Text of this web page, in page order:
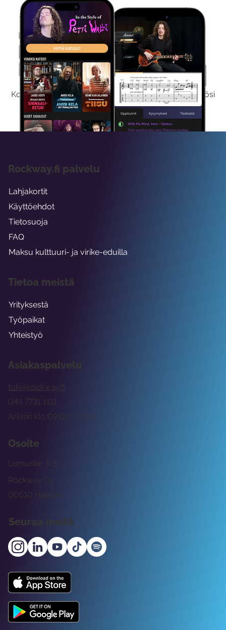
Kokeile Ilmaiseksi
Kokeilemalla ilmaiseksi saat koko sisältömme käyttöösi
viikon ajaksi.
Asiakaspalvelu
tuki@rockway.fi
Arkisin klo 09:00 -15:00
045 7731 1111
Osoite
Rockway Oy
Lemuntie 3-5
00510 Helsinki
Seuraa meitä
Rockway.fi palvelu
Lahjakortit
Käyttöehdot
Tietosuoja
FAQ
Maksu kulttuuri- ja virike-eduilla
Tietoa meistä
Yrityksestä
Työpaikat
Yhteistyö